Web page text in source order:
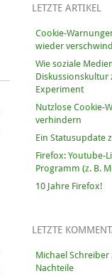
LETZTE ARTIKEL
Cookie-
wieder
Wie soziale
Diskussionskultur
Experiment
Nutzlose Cookie-
verhindern
Ein Statusupdate
Firefox: Youtube-
Programm (z. B.
10 Jahre Firefox!
LETZTE
Michael Schreiber
Nachteile